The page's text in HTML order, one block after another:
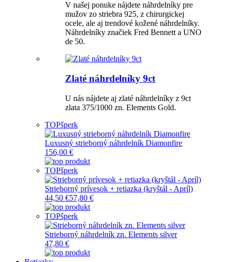
V našej ponuke nájdete náhrdelníky pre
mužov zo striebra 925, z chirurgickej
ocele, ale aj trendové kožené náhrdelníky.
Náhrdelníky značiek Fred Bennett a UNO
de 50.
Zlaté náhrdelníky 9ct
U nás nájdete aj zlaté náhrdelníky z 9ct
zlata 375/1000 zn. Elements Gold.
TOPšperk
Luxusný strieborný náhrdelník Diamonfire
156,00 €
TOPšperk
Strieborný prívesok + retiazka (kryštál - Apríl)
44,50 €57,80 €
TOPšperk
Strieborný náhrdelník zn. Elements silver
47,80 €